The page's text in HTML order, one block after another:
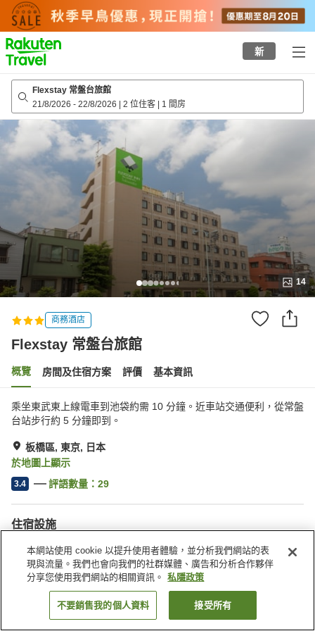
to
top
page
新
Flexstay 常盤台旅館
21/8/2026 - 22/8/2026 | 2 位住客 | 1 間房
14
商務酒店
Flexstay 常盤台旅館
概覽 房間及住宿方案 評價 基本資訊
乘坐東武東上線電車到池袋約需 10 分鐘。近車站交通便利，從常盤
台站步行約 5 分鐘即到。
板橋區, 東京, 日本
於地圖上顯示
3.4 評語數量： 29
住宿設施
送遞服務
自動販賣機
收費洗衣房
找客房
本網站使用 cookie 以提升使用者體驗，並分析我們網站的表
現與流量。我們也會向我們的社群媒體、廣告和分析合作夥伴
分享您使用我們網站的相關資訊。
私隱政策
不要銷售我的個人資料 接受所有